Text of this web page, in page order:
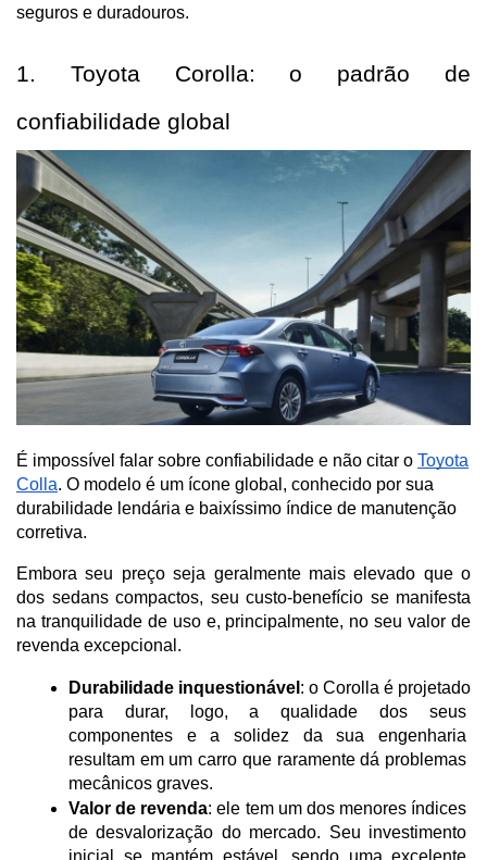
seguros e duradouros.
1. Toyota Corolla: o padrão de
confiabilidade global
É impossível falar sobre confiabilidade e não citar o Toyota
Colla. O modelo é um ícone global, conhecido por sua
durabilidade lendária e baixíssimo índice de manutenção
corretiva.
Embora seu preço seja geralmente mais elevado que o
dos sedans compactos, seu custo-benefício se manifesta
na tranquilidade de uso e, principalmente, no seu valor de
revenda excepcional.
Durabilidade inquestionável : o Corolla é projetado
para durar, logo, a qualidade dos seus
componentes e a solidez da sua engenharia
resultam em um carro que raramente dá problemas
mecânicos graves.
Valor de revenda: ele tem um dos menores índices
de desvalorização do mercado. Seu investimento